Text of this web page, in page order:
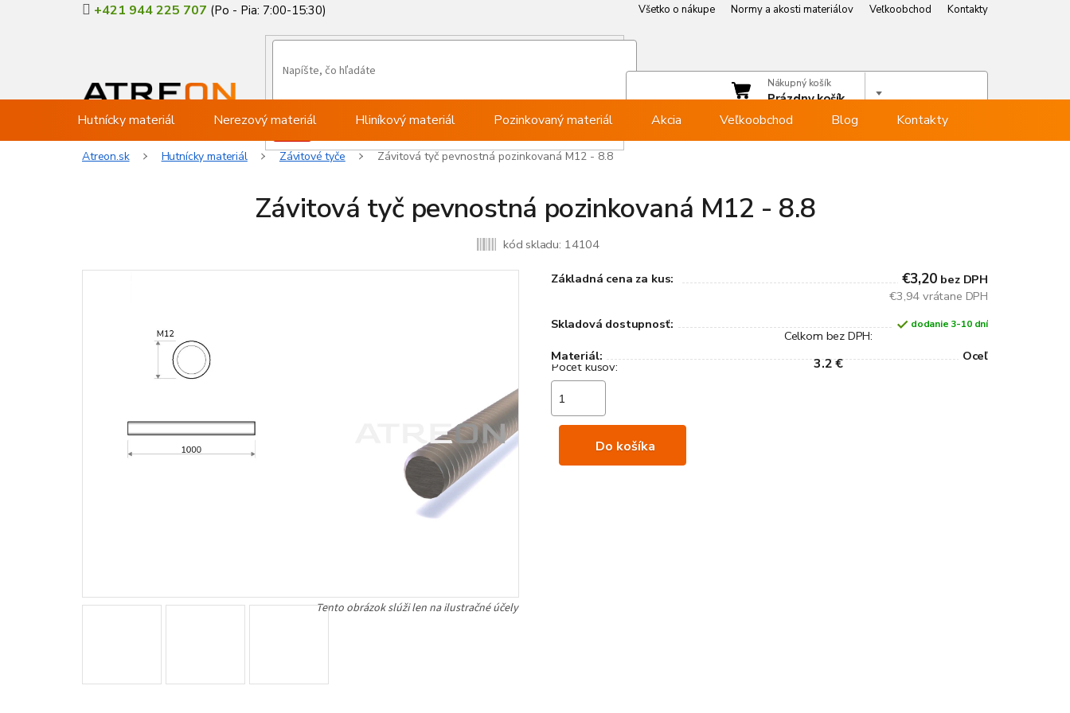
+421 944 225 707 Všetko o nákupe Normy a akosti materiálov Veľkoobchod
Kontakty
Prihlásiť sa
Nákupný košík
Prázdny košík
Hutnícky materiál Nerezový materiál Hliníkový materiál Pozinkovaný materiál Akcia Veľkoobchod Blog Kontakty
Atreon.sk Hutnícky materiál Závitové tyče Závitová tyč pevnostná pozinkovaná M12 - 8.8
Závitová tyč pevnostná pozinkovaná M12 - 8.8
kód skladu: 14104
Základná cena za kus: €3,20 bez DPH
€3,94 vrátane DPH
Skladová dostupnosť:
dodanie 3-10 dní
Materiál: Oceľ
Do košíka
Celkom bez DPH:
3.2 €